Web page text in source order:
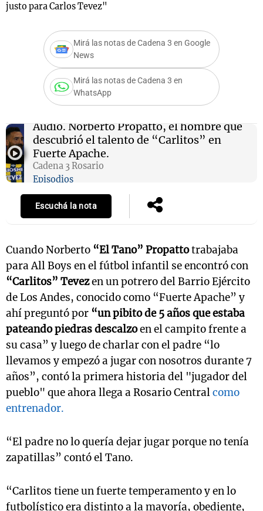
justo para Carlos Tevez"
Mirá las notas de Cadena 3 en Google
News
Mirá las notas de Cadena 3 en
WhatsApp
Audio. Norberto Propatto, el hombre que
descubrió el talento de “Carlitos” en
Fuerte Apache.
Cadena 3 Rosario
Episodios
Escuchá la nota
Cuando Norberto “El Tano” Propattotrabajaba
para All Boys en el fútbol infantil se encontró con
“Carlitos” Tevezen un potrero del Barrio Ejército
de Los Andes, conocido como “Fuerte Apache” y
ahí preguntó por “un pibito de 5 años que estaba
pateando piedras descalzoen el campito frente a
su casa” y luego de charlar con el padre “lo
llevamos y empezó a jugar con nosotros durante 7
años”, contó la primera historia del "jugador del
pueblo" que ahora llega a Rosario Centralcomo
entrenador.
“El padre no lo quería dejar jugar porque no tenía
zapatillas” contó el Tano.
“Carlitos tiene un fuerte temperamento y en lo
futbolístico era distinto a la mayoría, obediente,
Notas
Mundial 2026
Notas
La Sole en
Cadena 3